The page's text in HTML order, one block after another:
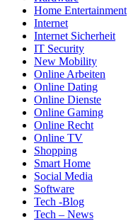
Home Entertainment
Internet
Internet Sicherheit
IT Security
New Mobility
Online Arbeiten
Online Dating
Online Dienste
Online Gaming
Online Recht
Online TV
Shopping
Smart Home
Social Media
Software
Tech -Blog
Tech – News